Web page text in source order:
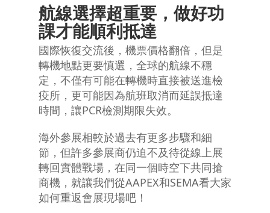
航線選擇超重要，做好功
課才能順利抵達
國際恢復交流後，機票價格翻倍，但是
轉機地點更要慎選，全球的航線不穩
定，不僅有可能在轉機時直接被送進檢
疫所，更可能因為航班取消而延誤抵達
時間，讓PCR檢測期限失效。
海外參展相較於過去有更多步驟和細
節，但許多參展商仍迫不及待從線上展
轉回實體戰場，在同一個時空下共同搶
商機，就讓我們從AAPEX和SEMA看大家
如何重返會展現場吧！